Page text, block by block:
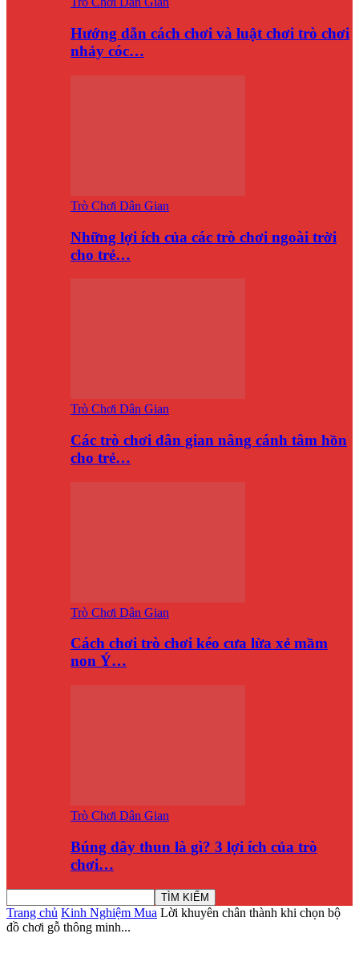
Hướng dẫn cách chơi và luật chơi trò chơi
nhảy cóc…
Trò Chơi Dân Gian
Những lợi ích của các trò chơi ngoài trời
cho trẻ…
Trò Chơi Dân Gian
Các trò chơi dân gian nâng cánh tâm hồn
cho trẻ…
Trò Chơi Dân Gian
Cách chơi trò chơi kéo cưa lừa xẻ mầm
non Ý…
Trò Chơi Dân Gian
Búng dây thun là gì? 3 lợi ích của trò
chơi…
Trang chủ Kinh Nghiệm Mua Lời khuyên chân thành khi chọn bộ
đồ chơi gỗ thông minh...